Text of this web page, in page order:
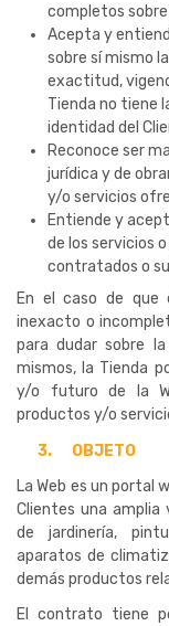
completos
Acepta y
sobre sí mismo
exactitud,
Tienda no tiene
identidad del
Reconoce ser
jurídica y de
y/o servicios
Entiende y
de los servicios
contratados o
En el caso de que
inexacto o
para dudar sobre
mismos, la Tienda
y/o futuro de la
productos y/o
3.
OBJETO
La Web es un portal
Clientes una
de jardinería,
aparatos de
demás productos
El contrato tiene